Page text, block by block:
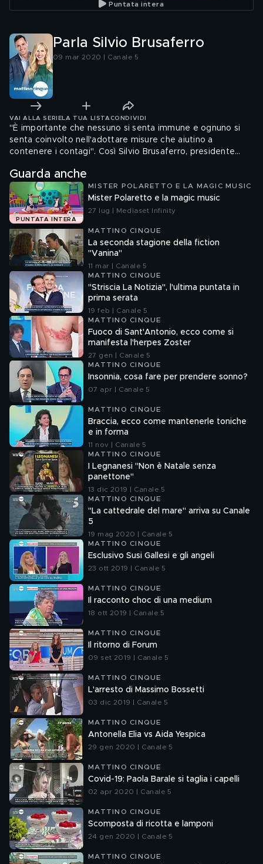
Puntata intera
Parla Silvio Brusaferro
09 mar 2020 | Canale 5
VAI ALLA SERIE LA TUA LISTA CONDIVIDI
"È importante che nessuno si senta immune e ognuno si
senta coinvolto nell'adottare misure che aiutino a
contenere i contagi". Così Silvio Brusaferro, presidente
Guarda anche
PUNTATA INTERA
MISTER POLARETTO E LA MAGIC MUSIC
Mister Polaretto e la magic music
27 lug | Mediaset Infinity
MATTINO CINQUE
La seconda stagione della fiction
"Vanina"
11 mar | Canale 5
MATTINO CINQUE
"Striscia La Notizia", l'ultima puntata in
prima serata
19 feb | Canale 5
MATTINO CINQUE
Fuoco di Sant'Antonio, ecco come si
manifesta l'herpes Zoster
27 gen | Canale 5
MATTINO CINQUE
Insonnia, cosa fare per prendere sonno?
07 apr | Canale 5
MATTINO CINQUE
Braccia, ecco come mantenerle toniche
e in forma
11 nov | Canale 5
MATTINO CINQUE
I Legnanesi "Non è Natale senza
panettone"
13 dic 2019 | Canale 5
MATTINO CINQUE
"La cattedrale del mare" arriva su Canale
5
19 mag 2020 | Canale 5
MATTINO CINQUE
Esclusivo Susi Gallesi e gli angeli
23 ott 2019 | Canale 5
MATTINO CINQUE
Il racconto choc di una medium
18 ott 2019 | Canale 5
MATTINO CINQUE
Il ritorno di Forum
09 set 2019 | Canale 5
MATTINO CINQUE
L'arresto di Massimo Bossetti
03 dic 2019 | Canale 5
MATTINO CINQUE
Antonella Elia vs Aida Yespica
29 gen 2020 | Canale 5
MATTINO CINQUE
Covid-19: Paola Barale si taglia i capelli
02 apr 2020 | Canale 5
MATTINO CINQUE
Scomposta di ricotta e lamponi
24 gen 2020 | Canale 5
MATTINO CINQUE